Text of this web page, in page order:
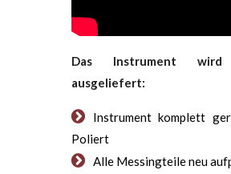
Das Instrument wird
ausgeliefert:
Instrument komplett
Poliert
Alle Messingteile neu